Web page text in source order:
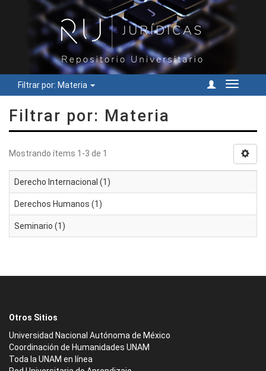
Filtrar por: Materia
Cambiar
Filtrar por: Materia
Mostrando ítems 1-3 de 1
Derecho Internacional (1)
Derechos Humanos (1)
Seminario (1)
Otros Sitios
Universidad Nacional Autónoma de México
Coordinación de Humanidades UNAM
Toda la UNAM en línea